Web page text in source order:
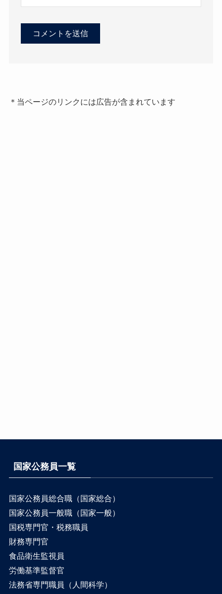
＊当ページのリンクには広告が含まれています
国家公務員一覧
国家公務員総合職（国家総合）
国家公務員一般職（国家一般）
国税専門官・税務職員
財務専門官
食品衛生監視員
労働基準監督官
法務省専門職員（人間科学）